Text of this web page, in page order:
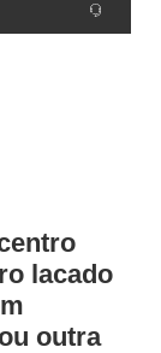
lacado
outra